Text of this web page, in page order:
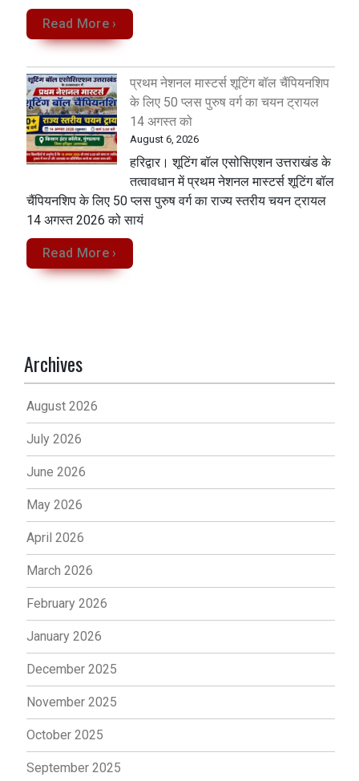
Read More ›
प्रथम नेशनल मास्टर्स शूटिंग बॉल चैंपियनशिप
के लिए 50 प्लस पुरुष वर्ग का चयन ट्रायल
14 अगस्त को
August 6, 2026
हरिद्वार। शूटिंग बॉल एसोसिएशन उत्तराखंड के
तत्वावधान में प्रथम नेशनल मास्टर्स शूटिंग बॉल
चैंपियनशिप के लिए 50 प्लस पुरुष वर्ग का राज्य स्तरीय चयन ट्रायल
14 अगस्त 2026 को सायं
Read More ›
Archives
August 2026
July 2026
June 2026
May 2026
April 2026
March 2026
February 2026
January 2026
December 2025
November 2025
October 2025
September 2025